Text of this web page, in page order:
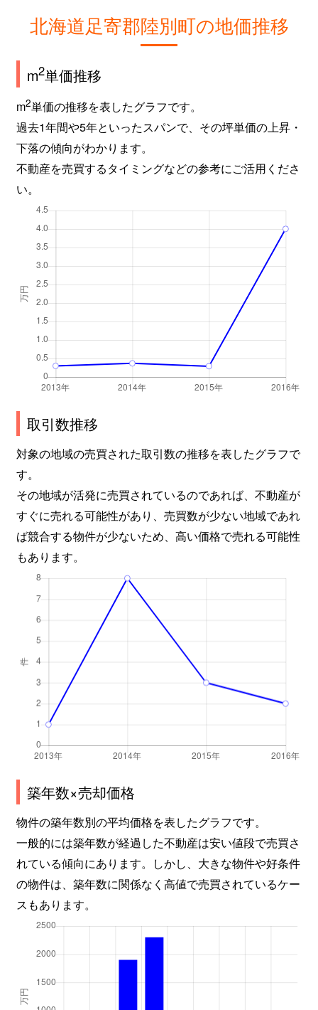
北海道足寄郡陸別町の地価推移
m2単価推移
m2単価の推移を表したグラフです。
過去1年間や5年といったスパンで、その坪単価の上昇・
下落の傾向がわかります。
不動産を売買するタイミングなどの参考にご活用くださ
い。
取引数推移
対象の地域の売買された取引数の推移を表したグラフで
す。
その地域が活発に売買されているのであれば、不動産が
すぐに売れる可能性があり、売買数が少ない地域であれ
ば競合する物件が少ないため、高い価格で売れる可能性
もあります。
築年数×売却価格
物件の築年数別の平均価格を表したグラフです。
一般的には築年数が経過した不動産は安い値段で売買さ
れている傾向にあります。しかし、大きな物件や好条件
の物件は、築年数に関係なく高値で売買されているケー
スもあります。